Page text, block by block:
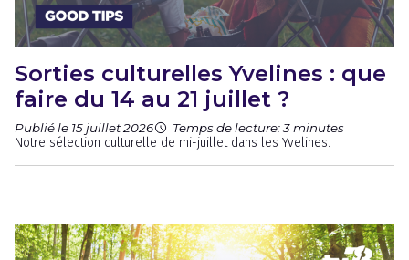
Sorties culturelles Yvelines : que
faire du 14 au 21 juillet ?
Publié le 15 juillet 2026 Temps de lecture: 3 minutes
Notre sélection culturelle de mi-juillet dans les Yvelines.